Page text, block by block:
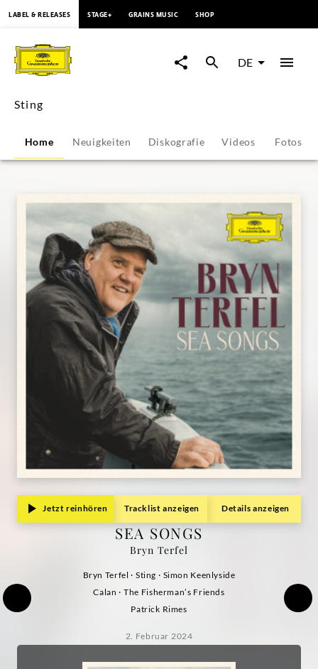
Übersicht
Deutsche
Grammophon
LABEL & RELEASES STAGE+ GRAINS MUSIC SHOP
DE
Sting
Home Neuigkeiten Diskografie Videos Fotos
Jetzt reinhören Tracklist anzeigen Details anzeigen
SEA SONGS
Bryn Terfel
Bryn Terfel · Sting · Simon Keenlyside
Calan · The Fisherman’s Friends
Patrick Rimes
2. Februar 2024